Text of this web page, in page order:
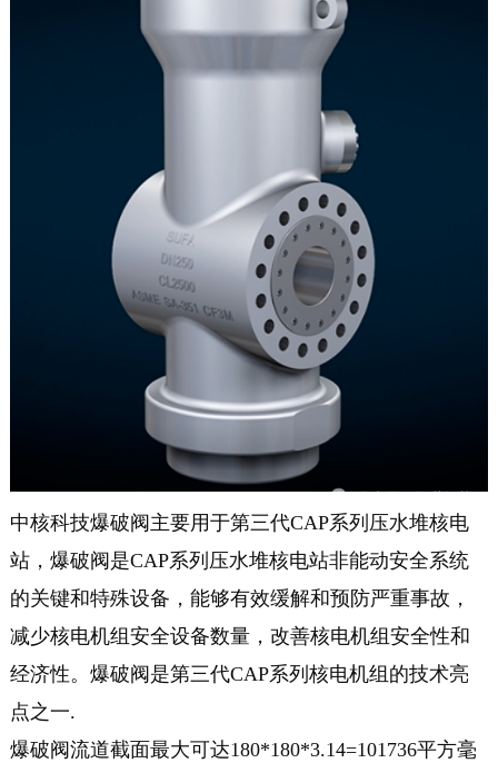
中核科技爆破阀主要用于第三代CAP系列压水堆核电
站，爆破阀是CAP系列压水堆核电站非能动安全系统
的关键和特殊设备，能够有效缓解和预防严重事故，
减少核电机组安全设备数量，改善核电机组安全性和
经济性。爆破阀是第三代CAP系列核电机组的技术亮
点之一.
爆破阀流道截面最大可达180*180*3.14=101736平方毫